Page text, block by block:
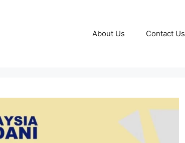
About Us Contact Us